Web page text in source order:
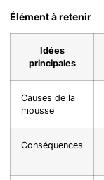
Élément à retenir
Idées
principales
Causes de la
mousse
Conséquences